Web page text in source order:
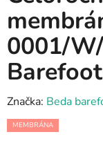
0001/
Barefoot
Značka: Beda
MEMBRÁNA